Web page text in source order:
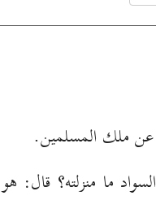
عن ملك المسلمين.
ما منزلته؟ قال: